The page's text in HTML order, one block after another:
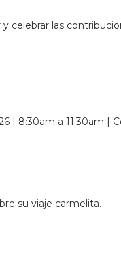
celebrar las
| 8:30am a 11:30am |
su viaje carmelita.